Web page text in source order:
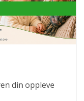
din oppleve